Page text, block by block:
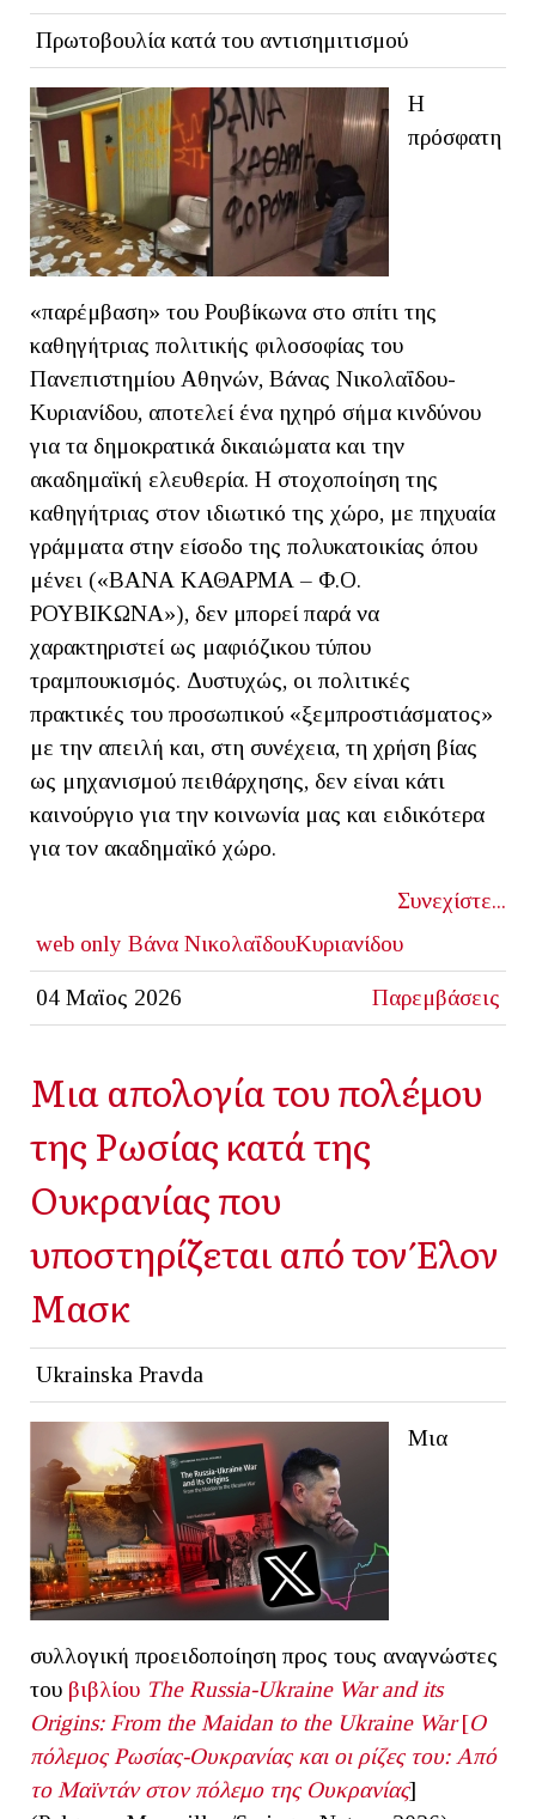
Πρωτοβουλία κατά του αντισημιτισμού
Η
πρόσφατη
«παρέμβαση» του Ρουβίκωνα στο σπίτι της
καθηγήτριας πολιτικής φιλοσοφίας του
Πανεπιστημίου Αθηνών, Βάνας Νικολαΐδου-
Κυριανίδου, αποτελεί ένα ηχηρό σήμα κινδύνου
για τα δημοκρατικά δικαιώματα και την
ακαδημαϊκή ελευθερία. Η στοχοποίηση της
καθηγήτριας στον ιδιωτικό της χώρο, με πηχυαία
γράμματα στην είσοδο της πολυκατοικίας όπου
μένει («ΒΑΝΑ ΚΑΘΑΡΜΑ – Φ.Ο.
ΡΟΥΒΙΚΩΝΑ»), δεν μπορεί παρά να
χαρακτηριστεί ως μαφιόζικου τύπου
τραμπουκισμός. Δυστυχώς, οι πολιτικές
πρακτικές του προσωπικού «ξεμπροστιάσματος»
με την απειλή και, στη συνέχεια, τη χρήση βίας
ως μηχανισμού πειθάρχησης, δεν είναι κάτι
καινούργιο για την κοινωνία μας και ειδικότερα
για τον ακαδημαϊκό χώρο.
Συνεχίστε...
web only Βάνα ΝικολαΐδουΚυριανίδου
04 Μαϊος 2026 Παρεμβάσεις
Μια απολογία του πολέμου
της Ρωσίας κατά της
Ουκρανίας που
υποστηρίζεται από τον Έλον
Μασκ
Ukrainska Pravda
Μια
συλλογική προειδοποίηση προς τους αναγνώστες
του βιβλίου The Russia-Ukraine War and its
Origins: From the Maidan to the Ukraine War[Ο
πόλεμος Ρωσίας-Ουκρανίας και οι ρίζες του: Από
το Μαϊντάν στον πόλεμο της Ουκρανίας]